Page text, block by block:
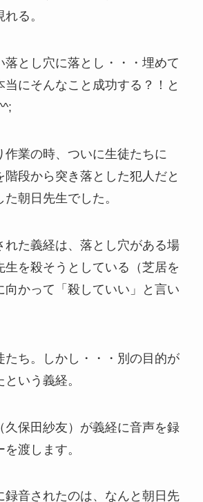
る。
落とし穴に落とし・・・埋めて
当にそんなこと成功する？！と
作業の時、ついに生徒たちに
階段から突き落とした犯人だと
朝日先生でした。
れた義経は、落とし穴がある場
生を殺そうとしている（芝居を
向かって「殺していい」と言い
たち。しかし・・・別の目的が
いう義経。
久保田紗友）が義経に音声を録
渡します。
録音されたのは、なんと朝日先